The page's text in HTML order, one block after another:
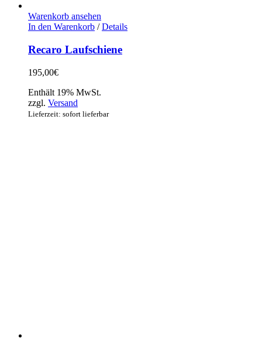
Warenkorb ansehen
In den Warenkorb / Details
Recaro Laufschiene
195,00€
Enthält 19% MwSt.
zzgl. Versand
Lieferzeit: sofort lieferbar